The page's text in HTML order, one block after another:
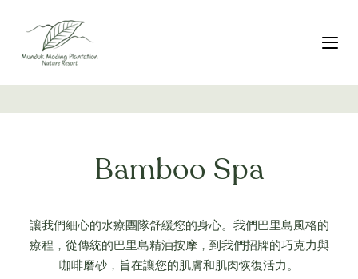
primary
navigation
跳
切
Bamboo Spa
讓我們細心的水療團隊舒緩您的身心。我們巴里島風格的
療程，從傳統的巴里島精油按摩，到我們招牌的巧克力與
咖啡磨砂，旨在讓您的肌膚和肌肉恢復活力。